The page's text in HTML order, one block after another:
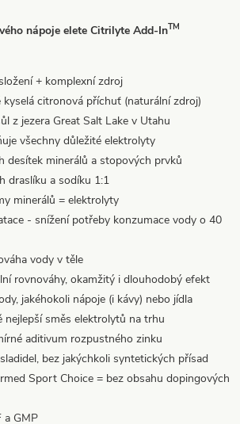
nápoje elete Citrilyte Add-InTM
+ komplexní zdroj
kyselá citronová příchuť (naturální zdroj)
z jezera Great Salt Lake v Utahu
všechny důležité elektrolyty
desítek minerálů a stopových prvků
draslíku a sodíku 1:1
minerálů = elektrolyty
- snížení potřeby konzumace vody o 40
vody v těle
rovnováhy, okamžitý i dlouhodobý efekt
jakéhokoli nápoje (i kávy) nebo jídla
nejlepší směs elektrolytů na trhu
aditivum rozpustného zinku
bez jakýchkoli syntetických přísad
Sport Choice = bez obsahu dopingových
a GMP